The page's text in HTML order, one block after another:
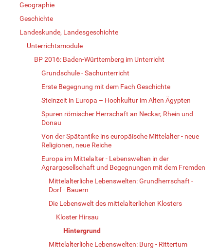
Geographie
Geschichte
Landeskunde, Landesgeschichte
Unterrichtsmodule
BP 2016: Baden-Württemberg im Unterricht
Grundschule - Sachunterricht
Erste Begegnung mit dem Fach Geschichte
Steinzeit in Europa – Hochkultur im Alten Ägypten
Spuren römischer Herrschaft an Neckar, Rhein und
Donau
Von der Spätantike ins europäische Mittelalter - neue
Religionen, neue Reiche
Europa im Mittelalter - Lebenswelten in der
Agrargesellschaft und Begegnungen mit dem Fremden
Mittelalterliche Lebenswelten: Grundherrschaft -
Dorf - Bauern
Die Lebenswelt des mittelalterlichen Klosters
Kloster Hirsau
Hintergrund
Mittelalterliche Lebenswelten: Burg - Rittertum